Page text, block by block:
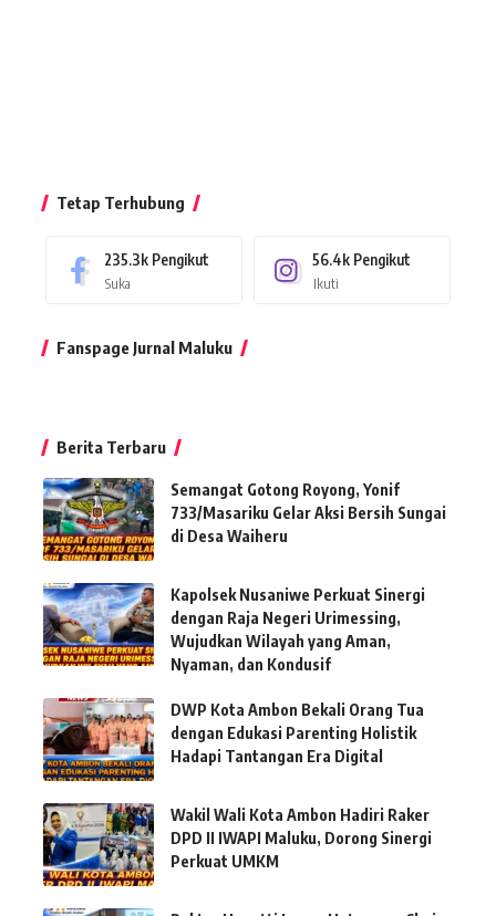
Tetap Terhubung
235.3k Pengikut
Suka
56.4k Pengikut
Ikuti
Fanspage Jurnal Maluku
Berita Terbaru
Semangat Gotong Royong, Yonif
733/Masariku Gelar Aksi Bersih Sungai
di Desa Waiheru
Kapolsek Nusaniwe Perkuat Sinergi
dengan Raja Negeri Urimessing,
Wujudkan Wilayah yang Aman,
Nyaman, dan Kondusif
DWP Kota Ambon Bekali Orang Tua
dengan Edukasi Parenting Holistik
Hadapi Tantangan Era Digital
Wakil Wali Kota Ambon Hadiri Raker
DPD II IWAPI Maluku, Dorong Sinergi
Perkuat UMKM